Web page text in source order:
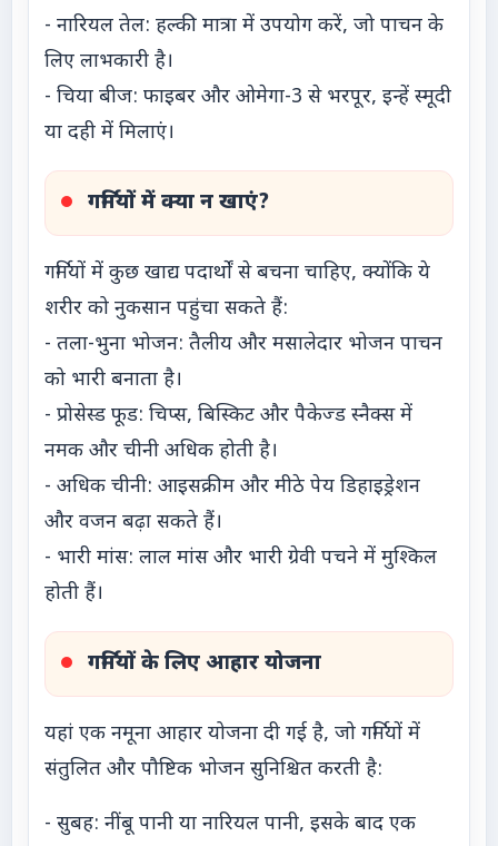
- नारियल तेल: हल्की मात्रा में उपयोग करें, जो पाचन के
लिए लाभकारी है।
- चिया बीज: फाइबर और ओमेगा-3 से भरपूर, इन्हें स्मूदी
या दही में मिलाएं।
गर्मियों में क्या न खाएं?
गर्मियों में कुछ खाद्य पदार्थों से बचना चाहिए, क्योंकि ये
शरीर को नुकसान पहुंचा सकते हैं:
- तला-भुना भोजन: तैलीय और मसालेदार भोजन पाचन
को भारी बनाता है।
- प्रोसेस्ड फूड: चिप्स, बिस्किट और पैकेज्ड स्नैक्स में
नमक और चीनी अधिक होती है।
- अधिक चीनी: आइसक्रीम और मीठे पेय डिहाइड्रेशन
और वजन बढ़ा सकते हैं।
- भारी मांस: लाल मांस और भारी ग्रेवी पचने में मुश्किल
होती हैं।
गर्मियों के लिए आहार योजना
यहां एक नमूना आहार योजना दी गई है, जो गर्मियों में
संतुलित और पौष्टिक भोजन सुनिश्चित करती है:
- सुबह: नींबू पानी या नारियल पानी, इसके बाद एक